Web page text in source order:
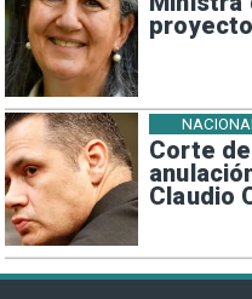
Corte
Claudio
NACIONAL